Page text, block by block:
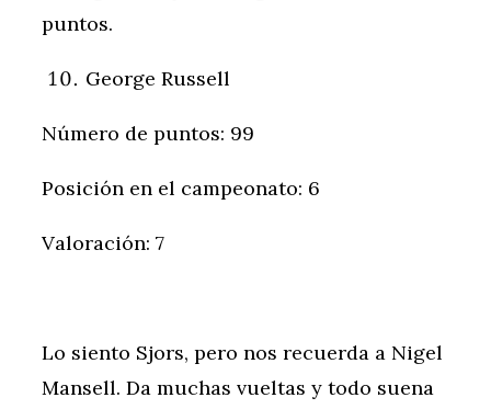
puntos.
George Russell
Número de puntos: 99
Posición en el campeonato: 6
Valoración: 7
Lo siento Sjors, pero nos recuerda a Nigel
Mansell. Da muchas vueltas y todo suena